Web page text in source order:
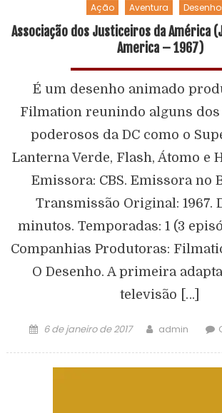
Ação Aventura
Associação dos Justiceiros da América
America – 1967)
É um desenho animado
Filmation reunindo alguns
poderosos da DC como o
Lanterna Verde, Flash, Átomo e
Emissora: CBS. Emissora no
Transmissão Original: 1967.
minutos. Temporadas: 1 (3
Companhias Produtoras:
O Desenho. A primeira
televisão […]
6 de janeiro de 2017 admin